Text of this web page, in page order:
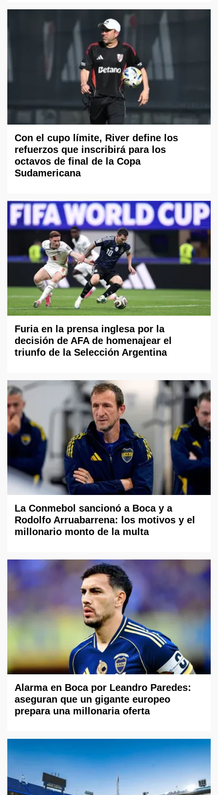
Con el cupo límite, River define los
refuerzos que inscribirá para los
octavos de final de la Copa
Sudamericana
Furia en la prensa inglesa por la
decisión de AFA de homenajear el
triunfo de la Selección Argentina
La Conmebol sancionó a Boca y a
Rodolfo Arruabarrena: los motivos y el
millonario monto de la multa
Alarma en Boca por Leandro Paredes:
aseguran que un gigante europeo
prepara una millonaria oferta